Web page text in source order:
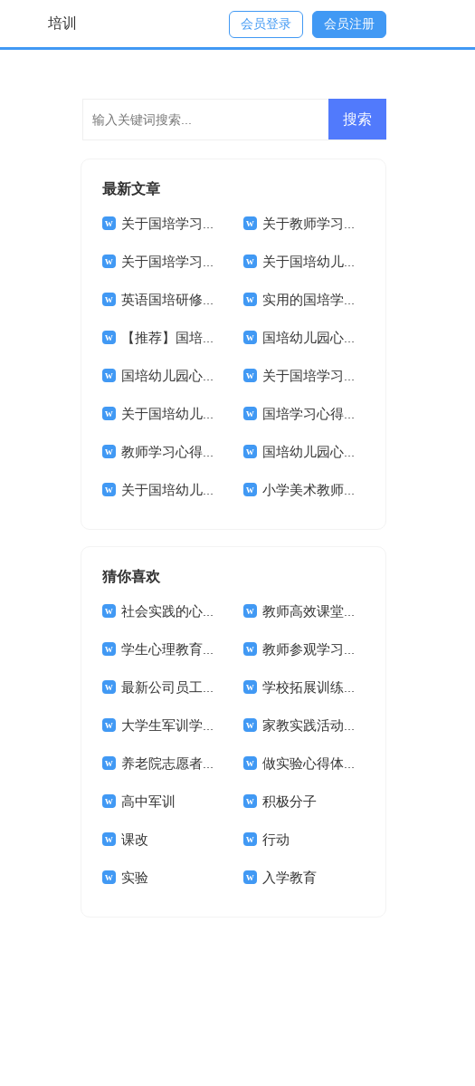
培训 会员登录 会员注册
最新文章
关于国培学习心得体会模板汇总8篇 关于教师学习心得体会模板7篇
关于国培学习心得体会模板锦集十篇 关于国培幼儿园心得体会范文汇总10篇
英语国培研修心得体会范文（通用3篇） 实用的国培学习心得体会范文集合10篇
【推荐】国培学习心得体会范文6篇 国培幼儿园心得体会范文锦集八篇
国培幼儿园心得体会范文锦集8篇 关于国培学习心得体会模板锦集五篇
关于国培幼儿园心得体会范文锦集8篇 国培学习心得体会范文锦集七篇
教师学习心得体会范文集合5篇 国培幼儿园心得体会范文锦集十篇
关于国培幼儿园心得体会范文锦集10篇 小学美术教师国培美术心得体会
猜你喜欢
社会实践的心得体会(合集15篇) 教师高效课堂心得体会合集15篇
学生心理教育心得体会 教师参观学习体会
最新公司员工工作心得体会范文 学校拓展训练心得体会 12篇
大学生军训学习心得体会 家教实践活动心得体会范文（通用3篇）
养老院志愿者心得体会(11篇) 做实验心得体会15篇
高中军训 积极分子
课改 行动
实验 入学教育